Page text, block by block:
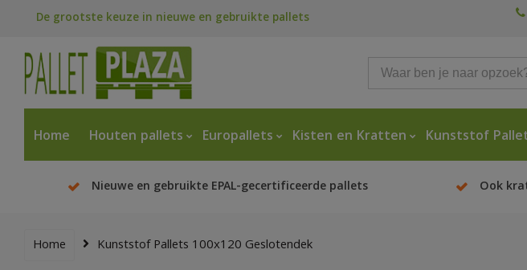
De grootste keuze in nieuwe en gebruikte pallets
Home Houten pallets Europallets Kisten en Kratten Kunststof
Nieuwe en gebruikte EPAL-gecertificeerde pallets Ook
Home Kunststof Pallets 100x120 Geslotendek